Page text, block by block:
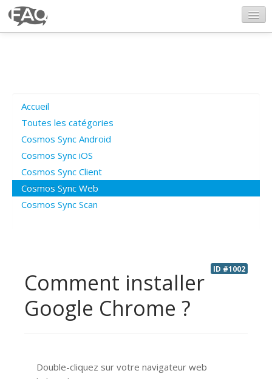
Poser une question
Questions ouvertes
Connexion
Accueil
Toutes les catégories
Cosmos Sync Android
Cosmos Sync iOS
Cosmos Sync Client
Cosmos Sync Web
Cosmos Sync Scan
ID #1002
Comment installer
Google Chrome ?
Double-cliquez sur votre navigateur web